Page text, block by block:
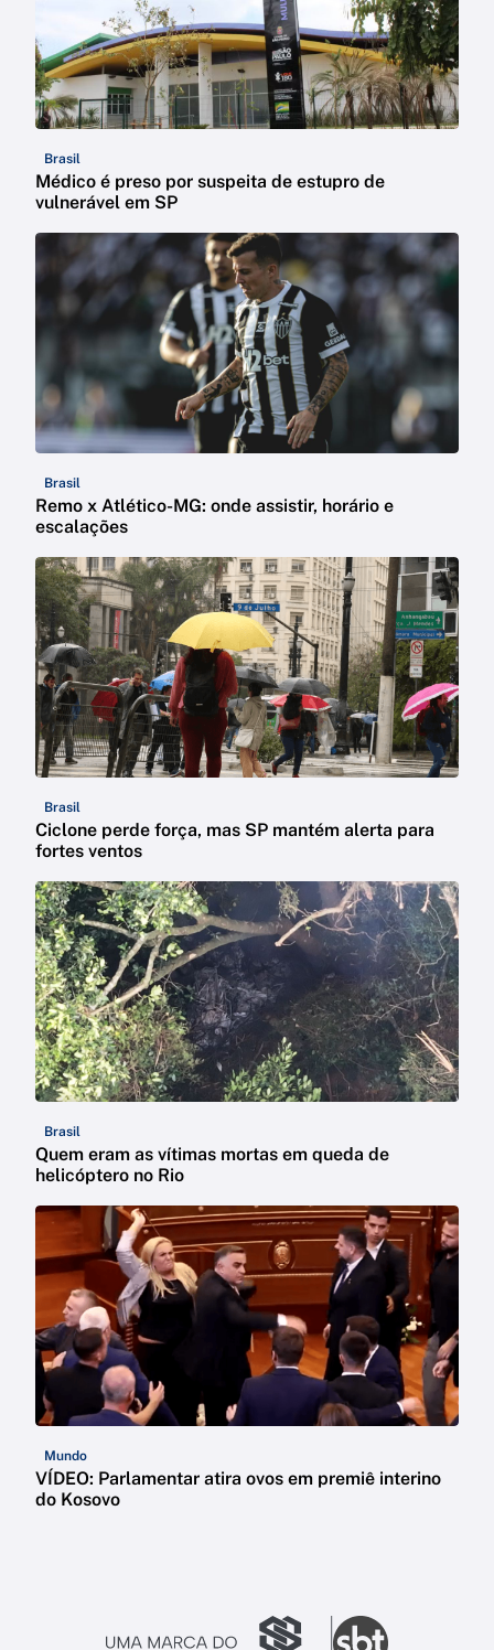
Brasil
Médico é preso por suspeita de estupro de
vulnerável em SP
Brasil
Remo x Atlético-MG: onde assistir, horário e
escalações
Brasil
Ciclone perde força, mas SP mantém alerta para
fortes ventos
Brasil
Quem eram as vítimas mortas em queda de
helicóptero no Rio
Mundo
VÍDEO: Parlamentar atira ovos em premiê interino
do Kosovo